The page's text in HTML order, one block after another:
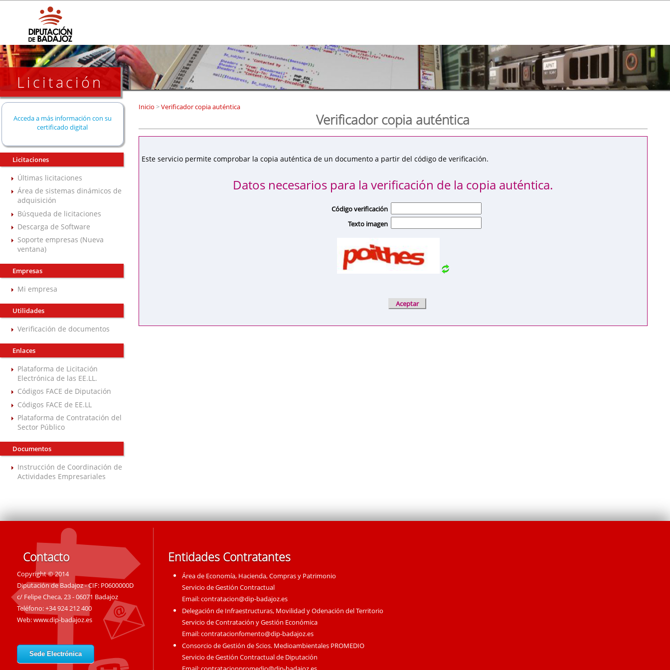
Licitación
Acceda a más información con su
certificado digital
Licitaciones
Últimas licitaciones
Área de sistemas dinámicos de
adquisición
Búsqueda de licitaciones
Descarga de Software
Soporte empresas (Nueva
ventana)
Empresas
Mi empresa
Utilidades
Verificación de documentos
Enlaces
Plataforma de Licitación
Electrónica de las EE.LL.
Códigos FACE de Diputación
Códigos FACE de EE.LL
Plataforma de Contratación del
Sector Público
Documentos
Instrucción de Coordinación de
Actividades Empresariales
Inicio >Verificador copia auténtica
Verificador copia auténtica
Este servicio permite comprobar la copia auténtica de un documento a partir del código de verificación.
Datos necesarios para la verificación de la copia auténtica.
Código verificación
Texto imagen
Contacto
Copyright © 2014
Diputación de Badajoz - CIF: P0600000D
c/ Felipe Checa, 23 - 06071 Badajoz
Teléfono: +34 924 212 400
Web:www.dip-badajoz.es
Sede Electrónica
Entidades Contratantes
Área de Economía, Hacienda, Compras y Patrimonio
Servicio de Gestión Contractual
Email:contratacion@dip-badajoz.es
Delegación de Infraestructuras, Movilidad y Odenación del Territorio
Servicio de Contratación y Gestión Económica
Email:contratacionfomento@dip-badajoz.es
Consorcio de Gestión de Scios. Medioambientales PROMEDIO
Servicio de Gestión Contractual de Diputación